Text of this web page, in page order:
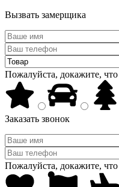
Вызвать замерщика
Пожалуйста, докажите,
Заказать звонок
Пожалуйста, докажите,